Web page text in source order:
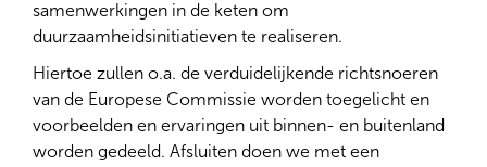
samenwerkingen in de keten om
duurzaamheidsinitiatieven te realiseren.
Hiertoe zullen o.a. de verduidelijkende richtsnoeren
van de Europese Commissie worden toegelicht en
voorbeelden en ervaringen uit binnen- en buitenland
worden gedeeld. Afsluiten doen we met een